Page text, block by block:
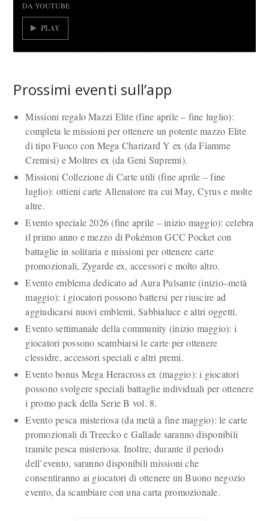
DA YOUTUBE
PLAY
Prossimi eventi sull’app
Missioni regalo Mazzi Elite (fine aprile – fine luglio):
completa le missioni per ottenere un potente mazzo Elite
di tipo Fuoco con Mega Charizard Y ex (da Fiamme
Cremisi) e Moltres ex (da Geni Supremi).
Missioni Collezione di Carte utili (fine aprile – fine
luglio): ottieni carte Allenatore tra cui May, Cyrus e molte
altre.
Evento speciale 2026 (fine aprile – inizio maggio): celebra
il primo anno e mezzo di Pokémon GCC Pocket con
battaglie in solitaria e missioni per ottenere carte
promozionali, Zygarde ex, accessori e molto altro.
Evento emblema dedicato ad Aura Pulsante (inizio–metà
maggio): i giocatori possono battersi per riuscire ad
aggiudicarsi nuovi emblemi, Sabbialuce e altri oggetti.
Evento settimanale della community (inizio maggio): i
giocatori possono scambiarsi le carte per ottenere
clessidre, accessori speciali e altri premi.
Evento bonus Mega Heracross ex (maggio): i giocatori
possono svolgere speciali battaglie individuali per ottenere
i promo pack della Serie B vol. 8.
Evento pesca misteriosa (da metà a fine maggio): le carte
promozionali di Treecko e Gallade saranno disponibili
tramite pesca misteriosa. Inoltre, durante il periodo
dell’evento, saranno disponibili missioni che
consentiranno ai giocatori di ottenere un Buono negozio
evento, da scambiare con una carta promozionale.